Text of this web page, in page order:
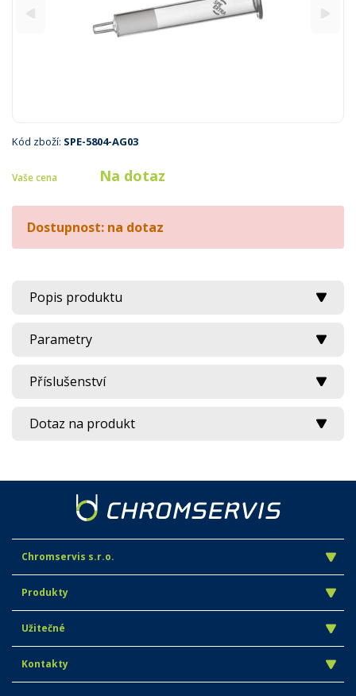
Kód zboží: SPE-5804-AG03
Vaše cena Na dotaz
Dostupnost: na dotaz
Popis produktu
Parametry
Příslušenství
Dotaz na produkt
Chromservis s.r.o.
Produkty
Užitečné
Kontakty